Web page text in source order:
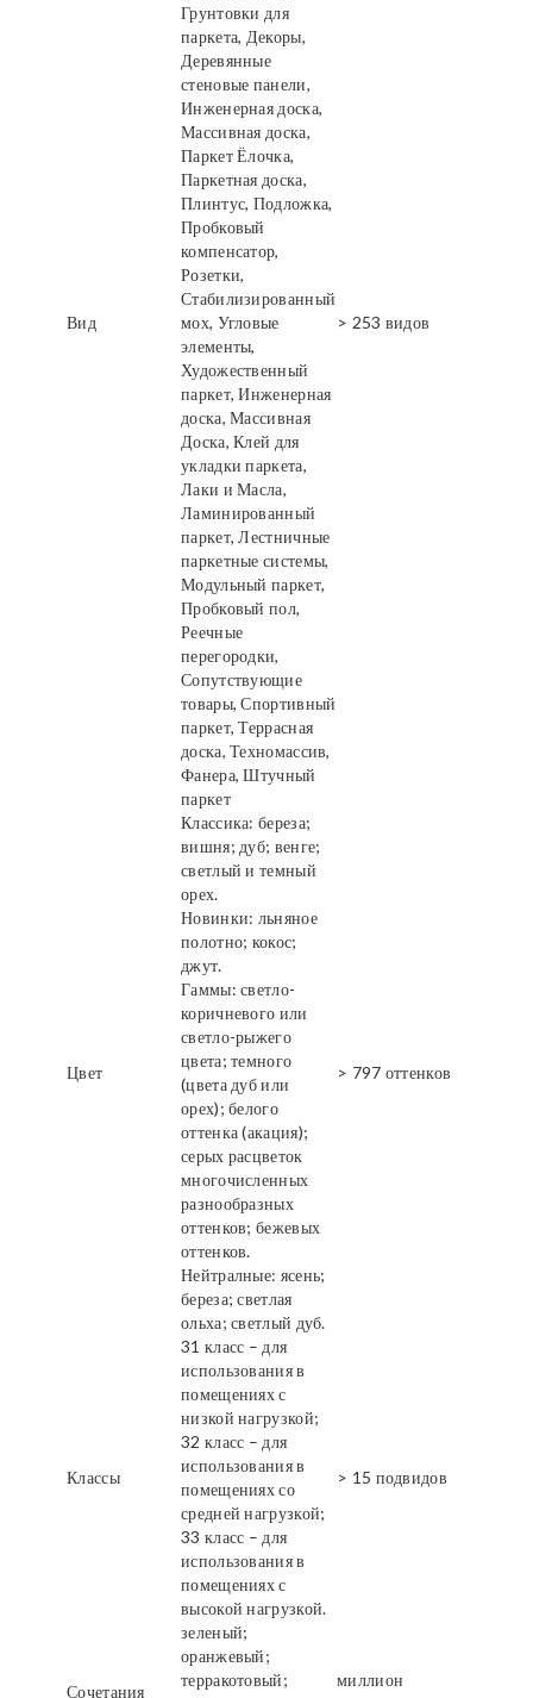
Вид
Грунтовки для
паркета, Декоры,
Деревянные
стеновые панели,
Инженерная доска,
Массивная доска,
Паркет Ёлочка,
Паркетная доска,
Плинтус, Подложка,
Пробковый
компенсатор,
Розетки,
Стабилизированный
мох, Угловые
элементы,
Художественный
паркет, Инженерная
доска, Массивная
Доска, Клей для
укладки паркета,
Лаки и Масла,
Ламинированный
паркет, Лестничные
паркетные системы,
Модульный паркет,
Пробковый пол,
Реечные
перегородки,
Сопутствующие
товары, Спортивный
паркет, Террасная
доска, Техномассив,
Фанера, Штучный
паркет
> 253 видов
Цвет
Классика: береза;
вишня; дуб; венге;
светлый и темный
орех.
Новинки: льняное
полотно; кокос;
джут.
Гаммы: светло-
коричневого или
светло-рыжего
цвета; темного
(цвета дуб или
орех); белого
оттенка (акация);
серых расцветок
многочисленных
разнообразных
оттенков; бежевых
оттенков.
Нейтралные: ясень;
береза; светлая
ольха; светлый дуб.
> 797 оттенков
Классы
31 класс – для
использования в
помещениях с
низкой нагрузкой;
32 класс – для
использования в
помещениях со
средней нагрузкой;
33 класс – для
использования в
помещениях с
высокой нагрузкой.
> 15 подвидов
Сочетания
зеленый;
оранжевый;
терракотовый;
миллион